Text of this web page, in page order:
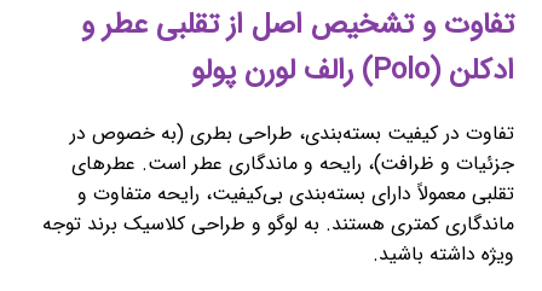
تفاوت و تشخیص اصل از تقلبی عطر و
ادکلن (Polo) رالف لورن پولو
تفاوت در کیفیت بسته‌بندی، طراحی بطری (به خصوص در
جزئیات و ظرافت)، رایحه و ماندگاری عطر است. عطرهای
تقلبی معمولاً دارای بسته‌بندی بی‌کیفیت، رایحه متفاوت و
ماندگاری کمتری هستند. به لوگو و طراحی کلاسیک برند توجه
ویژه داشته باشید.